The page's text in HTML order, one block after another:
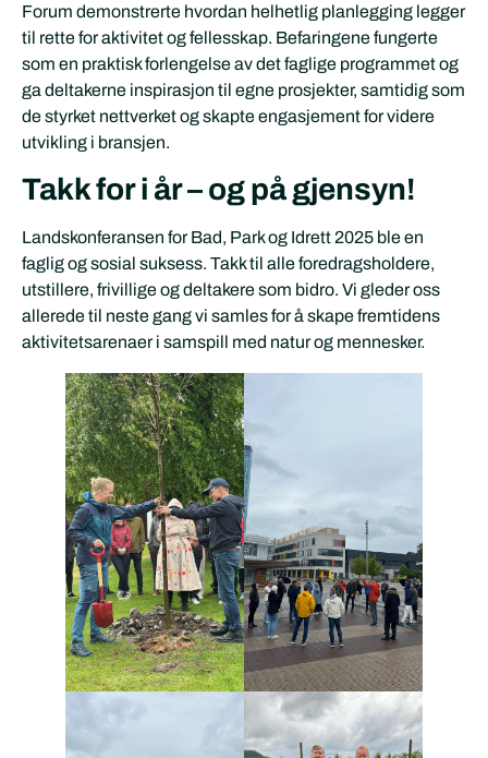
Forum demonstrerte hvordan helhetlig planlegging legger
til rette for aktivitet og fellesskap. Befaringene fungerte
som en praktisk forlengelse av det faglige programmet og
ga deltakerne inspirasjon til egne prosjekter, samtidig som
de styrket nettverket og skapte engasjement for videre
utvikling i bransjen.
Takk for i år – og på gjensyn!
Landskonferansen for Bad, Park og Idrett 2025 ble en
faglig og sosial suksess. Takk til alle foredragsholdere,
utstillere, frivillige og deltakere som bidro. Vi gleder oss
allerede til neste gang vi samles for å skape fremtidens
aktivitetsarenaer i samspill med natur og mennesker.